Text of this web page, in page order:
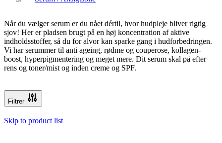
Når du vælger serum er du nået dértil, hvor hudpleje bliver rigtig
sjov! Her er pladsen brugt på en høj koncentration af aktive
indholdsstoffer, så du for alvor kan sparke gang i hudforbedringen.
Vi har serummer til anti ageing, rødme og couperose, kollagen-
boost, hyperpigmentering og meget mere. Dit serum skal på efter
rens og toner/mist og inden creme og SPF.
Filtrer
Skip to product list